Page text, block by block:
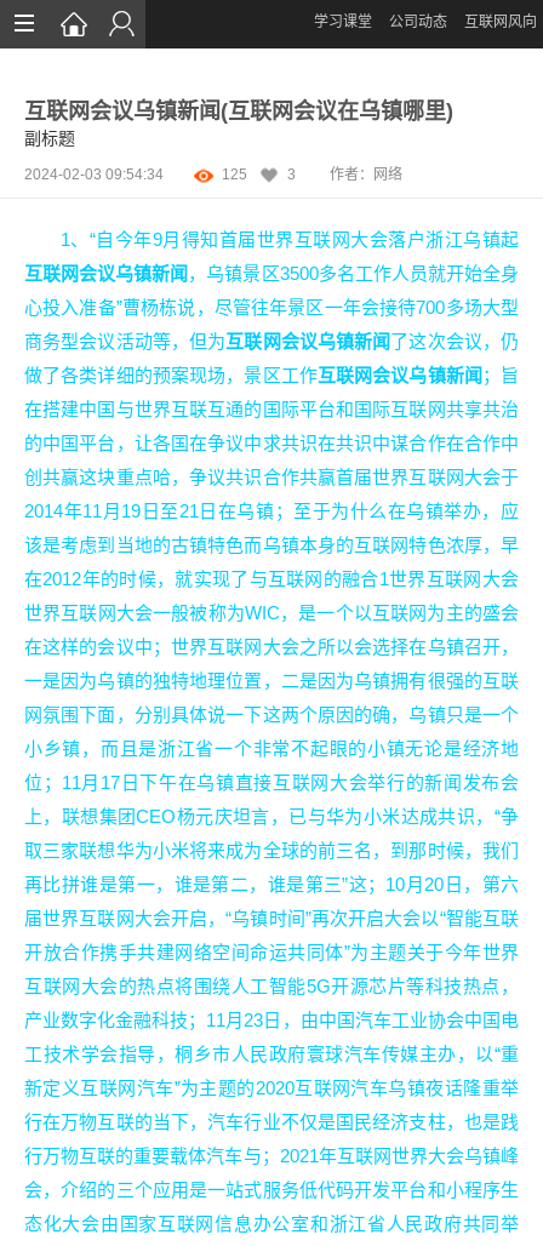
网站设计
App定制
案例鉴赏
解决方案
资讯
学习课堂 公司动态 互联网风向
互联网会议乌镇新闻(互联网会议在乌镇哪里)
副标题
2024-02-03 09:54:34 125 3 作者：网络
1、“自今年9月得知首届世界互联网大会落户浙江乌镇起
互联网会议乌镇新闻 ，乌镇景区3500多名工作人员就开始全身
心投入准备”曹杨栋说，尽管往年景区一年会接待700多场大型
商务型会议活动等，但为互联网会议乌镇新闻了这次会议，仍
做了各类详细的预案现场，景区工作互联网会议乌镇新闻 ；旨
在搭建中国与世界互联互通的国际平台和国际互联网共享共治
的中国平台，让各国在争议中求共识在共识中谋合作在合作中
创共赢这块重点哈，争议共识合作共赢首届世界互联网大会于
2014年11月19日至21日在乌镇；至于为什么在乌镇举办，应
该是考虑到当地的古镇特色而乌镇本身的互联网特色浓厚，早
在2012年的时候，就实现了与互联网的融合1世界互联网大会
世界互联网大会一般被称为WIC，是一个以互联网为主的盛会
在这样的会议中；世界互联网大会之所以会选择在乌镇召开，
一是因为乌镇的独特地理位置，二是因为乌镇拥有很强的互联
网氛围下面，分别具体说一下这两个原因的确，乌镇只是一个
小乡镇，而且是浙江省一个非常不起眼的小镇无论是经济地
位；11月17日下午在乌镇直接互联网大会举行的新闻发布会
上，联想集团CEO杨元庆坦言，已与华为小米达成共识，“争
取三家联想华为小米将来成为全球的前三名，到那时候，我们
再比拼谁是第一，谁是第二，谁是第三”这；10月20日，第六
届世界互联网大会开启，“乌镇时间”再次开启大会以“智能互联
开放合作携手共建网络空间命运共同体”为主题关于今年世界
互联网大会的热点将围绕人工智能5G开源芯片等科技热点，
产业数字化金融科技；11月23日，由中国汽车工业协会中国电
工技术学会指导，桐乡市人民政府寰球汽车传媒主办，以“重
新定义互联网汽车”为主题的2020互联网汽车乌镇夜话隆重举
行在万物互联的当下，汽车行业不仅是国民经济支柱，也是践
行万物互联的重要载体汽车与；2021年互联网世界大会乌镇峰
会，介绍的三个应用是一站式服务低代码开发平台和小程序生
态化大会由国家互联网信息办公室和浙江省人民政府共同举